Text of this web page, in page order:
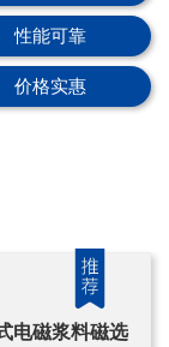
性能可靠
价格实惠
电磁浆料磁选